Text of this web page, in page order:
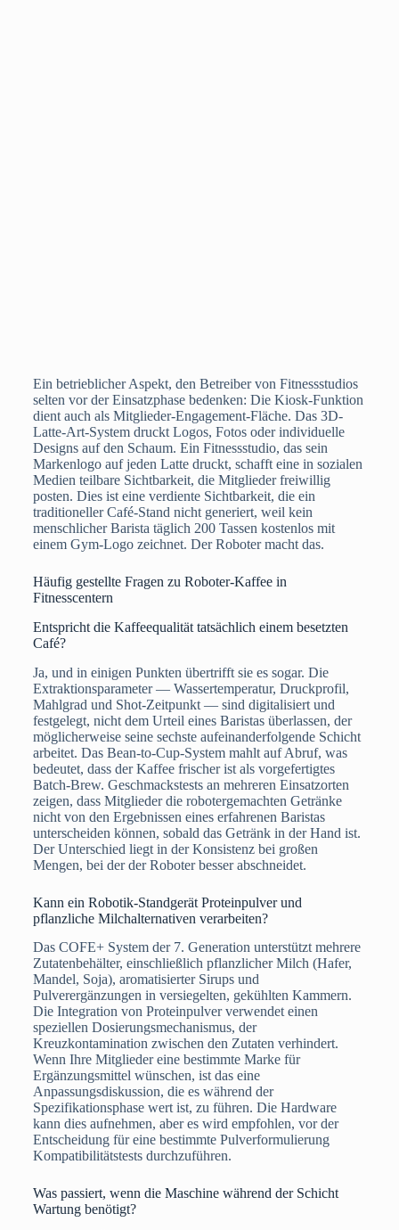
Ein betrieblicher Aspekt, den Betreiber von Fitnessstudios
selten vor der Einsatzphase bedenken: Die Kiosk-Funktion
dient auch als Mitglieder-Engagement-Fläche. Das 3D-
Latte-Art-System druckt Logos, Fotos oder individuelle
Designs auf den Schaum. Ein Fitnessstudio, das sein
Markenlogo auf jeden Latte druckt, schafft eine in sozialen
Medien teilbare Sichtbarkeit, die Mitglieder freiwillig
posten. Dies ist eine verdiente Sichtbarkeit, die ein
traditioneller Café-Stand nicht generiert, weil kein
menschlicher Barista täglich 200 Tassen kostenlos mit
einem Gym-Logo zeichnet. Der Roboter macht das.
Häufig gestellte Fragen zu Roboter-Kaffee in
Fitnesscentern
Entspricht die Kaffeequalität tatsächlich einem besetzten
Café?
Ja, und in einigen Punkten übertrifft sie es sogar. Die
Extraktionsparameter — Wassertemperatur, Druckprofil,
Mahlgrad und Shot-Zeitpunkt — sind digitalisiert und
festgelegt, nicht dem Urteil eines Baristas überlassen, der
möglicherweise seine sechste aufeinanderfolgende Schicht
arbeitet. Das Bean-to-Cup-System mahlt auf Abruf, was
bedeutet, dass der Kaffee frischer ist als vorgefertigtes
Batch-Brew. Geschmackstests an mehreren Einsatzorten
zeigen, dass Mitglieder die robotergemachten Getränke
nicht von den Ergebnissen eines erfahrenen Baristas
unterscheiden können, sobald das Getränk in der Hand ist.
Der Unterschied liegt in der Konsistenz bei großen
Mengen, bei der der Roboter besser abschneidet.
Kann ein Robotik-Standgerät Proteinpulver und
pflanzliche Milchalternativen verarbeiten?
Das COFE+ System der 7. Generation unterstützt mehrere
Zutatenbehälter, einschließlich pflanzlicher Milch (Hafer,
Mandel, Soja), aromatisierter Sirups und
Pulverergänzungen in versiegelten, gekühlten Kammern.
Die Integration von Proteinpulver verwendet einen
speziellen Dosierungsmechanismus, der
Kreuzkontamination zwischen den Zutaten verhindert.
Wenn Ihre Mitglieder eine bestimmte Marke für
Ergänzungsmittel wünschen, ist das eine
Anpassungsdiskussion, die es während der
Spezifikationsphase wert ist, zu führen. Die Hardware
kann dies aufnehmen, aber es wird empfohlen, vor der
Entscheidung für eine bestimmte Pulverformulierung
Kompatibilitätstests durchzuführen.
Was passiert, wenn die Maschine während der Schicht
Wartung benötigt?